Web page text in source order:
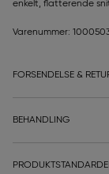
enkelt, flatterende
Varenummer:
FORSENDELSE &
BEHANDLING